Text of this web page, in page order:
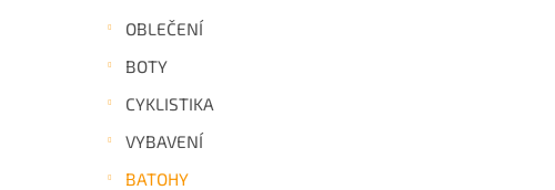
OBLEČENÍ
BOTY
CYKLISTIKA
VYBAVENÍ
BATOHY